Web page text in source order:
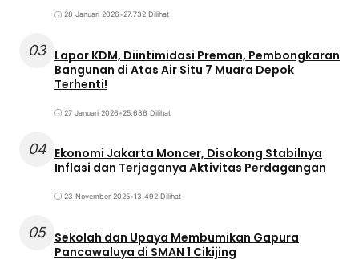
28 Januari 2026•27.732 Dilihat
03 Lapor KDM, Diintimidasi Preman, Pembongkaran
Bangunan di Atas Air Situ 7 Muara Depok
Terhenti!
27 Januari 2026•25.686 Dilihat
04 Ekonomi Jakarta Moncer, Disokong Stabilnya
Inflasi dan Terjaganya Aktivitas Perdagangan
23 November 2025•13.492 Dilihat
05 Sekolah dan Upaya Membumikan Gapura
Pancawaluya di SMAN 1 Cikijing